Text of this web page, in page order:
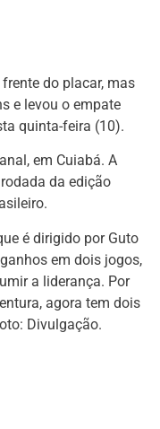
do placar, mas
e levou o empate
quinta-feira (10).
em Cuiabá. A
da edição
é dirigido por Guto
em dois jogos,
a liderança. Por
agora tem dois
Divulgação.